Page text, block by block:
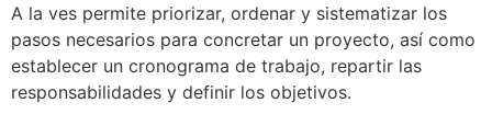
A la ves permite priorizar, ordenar y sistematizar los
pasos necesarios para concretar un proyecto, así como
establecer un cronograma de trabajo, repartir las
responsabilidades y definir los objetivos.